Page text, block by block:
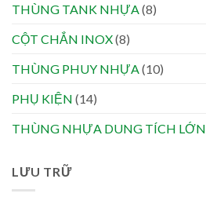
THÙNG TANK NHỰA (8)
CỘT CHẮN INOX(8)
THÙNG PHUY NHỰA (10)
PHỤ KIỆN (14)
THÙNG NHỰA DUNG TÍCH LỚN
LƯU TRỮ